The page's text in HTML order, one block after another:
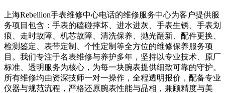
上海Rebellion手表维修中心电话的维修服务中心为客户提供服
务项目包含：手表的磕碰摔坏、进水进灰、手表生锈、手表划
痕、走时故障、机芯故障、清洗保养、抛光翻新、配件更换、
检测鉴定、表带定制、个性定制等全方位的维修保养服务项
目。我们专注于名表维修与养护多年，坚持以专业技术、原厂
标准、透明服务为核心，为每一块腕表提供细致可靠的守护。
所有维修均由资深技师一对一操作，全程透明报价，配备专业
仪器与规范流程，严格还原腕表性能与品相，兼顾精度与美